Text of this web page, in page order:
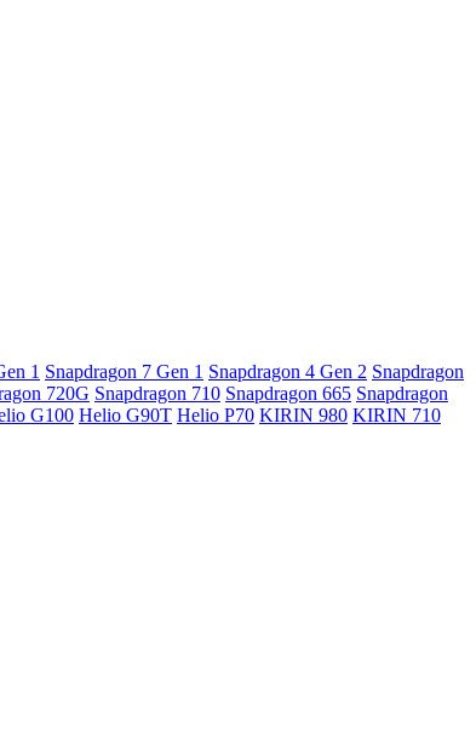
1 Snapdragon 7 Gen 1 Snapdragon 4 Gen 2 Snapdragon
720G Snapdragon 710 Snapdragon 665 Snapdragon
G100 Helio G90T Helio P70 KIRIN 980 KIRIN 710